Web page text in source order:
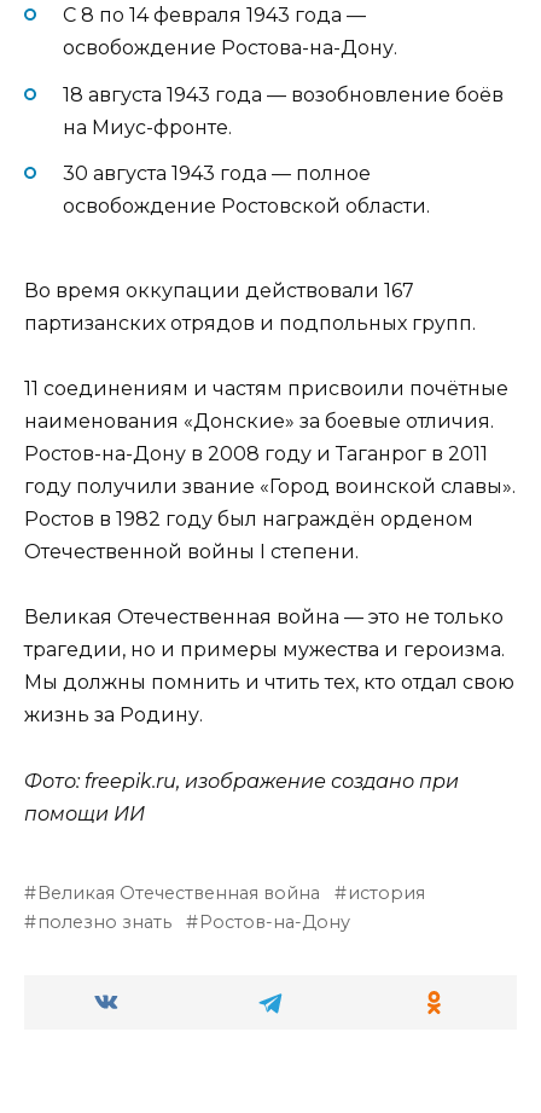
С 8 по 14 февраля 1943 года —
освобождение Ростова-на-Дону.
18 августа 1943 года — возобновление боёв
на Миус-фронте.
30 августа 1943 года — полное
освобождение Ростовской области.
Во время оккупации действовали 167
партизанских отрядов и подпольных групп.
11 соединениям и частям присвоили почётные
наименования «Донские» за боевые отличия.
Ростов-на-Дону в 2008 году и Таганрог в 2011
году получили звание «Город воинской славы».
Ростов в 1982 году был награждён орденом
Отечественной войны I степени.
Великая Отечественная война — это не только
трагедии, но и примеры мужества и героизма.
Мы должны помнить и чтить тех, кто отдал свою
жизнь за Родину.
Фото: freepik.ru, изображение создано при
помощи ИИ
Великая Отечественная война
история
полезно знать
Ростов-на-Дону